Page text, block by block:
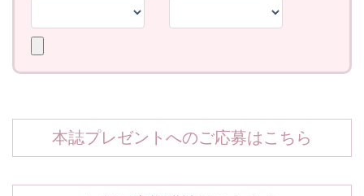
本誌プレゼントへのご応募はこちら